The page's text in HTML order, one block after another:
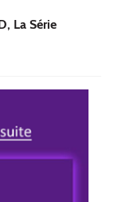
La Série